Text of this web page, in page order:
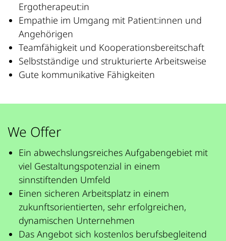
Ergotherapeut:in
Empathie im Umgang mit Patient:innen und
Angehörigen
Teamfähigkeit und Kooperationsbereitschaft
Selbstständige und strukturierte Arbeitsweise
Gute kommunikative Fähigkeiten
We Offer
Ein abwechslungsreiches Aufgabengebiet mit
viel Gestaltungspotenzial in einem
sinnstiftenden Umfeld
Einen sicheren Arbeitsplatz in einem
zukunftsorientierten, sehr erfolgreichen,
dynamischen Unternehmen
Das Angebot sich kostenlos berufsbegleitend